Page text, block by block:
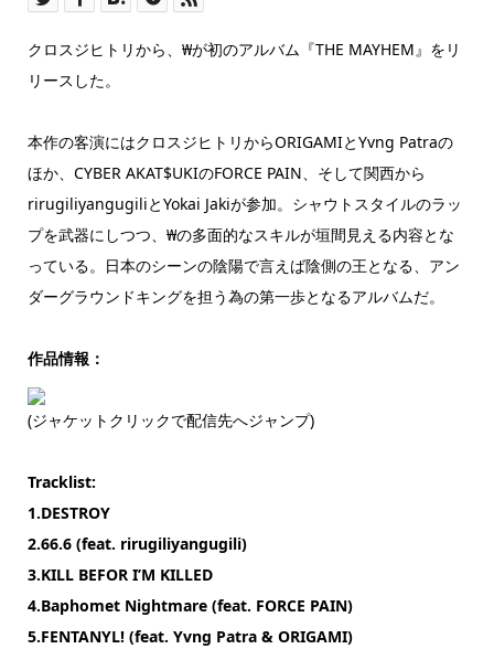
クロスジヒトリから、₩が初のアルバム『THE MAYHEM』をリ
リースした。
本作の客演にはクロスジヒトリからORIGAMIとYvng Patraの
ほか、CYBER AKAT$UKIのFORCE PAIN、そして関西から
rirugiliyangugiliとYokai Jakiが参加。シャウトスタイルのラッ
プを武器にしつつ、₩の多面的なスキルが垣間見える内容とな
っている。日本のシーンの陰陽で言えば陰側の王となる、アン
ダーグラウンドキングを担う為の第一歩となるアルバムだ。
作品情報：
(ジャケットクリックで配信先へジャンプ)
Tracklist:
1.DESTROY
2.66.6 (feat. rirugiliyangugili)
3.KILL BEFOR I’M KILLED
4.Baphomet Nightmare (feat. FORCE PAIN)
5.FENTANYL! (feat. Yvng Patra & ORIGAMI)